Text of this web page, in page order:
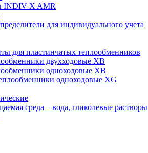
INDIV X AMR
для индивидуального учета
для пластинчатых теплообменников
двухходовые XB
одноходовые ХВ
одноходовые ХG
среда – вода, гликолевые растворы